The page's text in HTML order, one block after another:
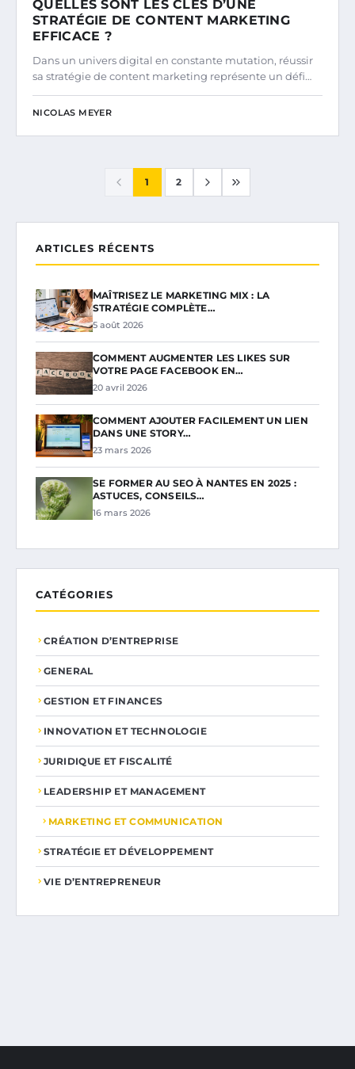
QUELLES SONT LES CLÉS D’UNE
STRATÉGIE DE CONTENT MARKETING
EFFICACE ?
Dans un univers digital en constante mutation, réussir
sa stratégie de content marketing représente un défi…
NICOLAS MEYER
1 2
ARTICLES RÉCENTS
MAÎTRISEZ LE MARKETING MIX : LA
STRATÉGIE COMPLÈTE…
5 août 2026
COMMENT AUGMENTER LES LIKES SUR
VOTRE PAGE FACEBOOK EN…
20 avril 2026
COMMENT AJOUTER FACILEMENT UN LIEN
DANS UNE STORY…
23 mars 2026
SE FORMER AU SEO À NANTES EN 2025 :
ASTUCES, CONSEILS…
16 mars 2026
CATÉGORIES
CRÉATION D’ENTREPRISE
GENERAL
GESTION ET FINANCES
INNOVATION ET TECHNOLOGIE
JURIDIQUE ET FISCALITÉ
LEADERSHIP ET MANAGEMENT
MARKETING ET COMMUNICATION
STRATÉGIE ET DÉVELOPPEMENT
VIE D’ENTREPRENEUR